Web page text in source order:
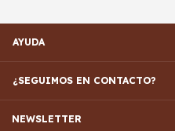
AYUDA
¿SEGUIMOS EN CONTACTO?
NEWSLETTER